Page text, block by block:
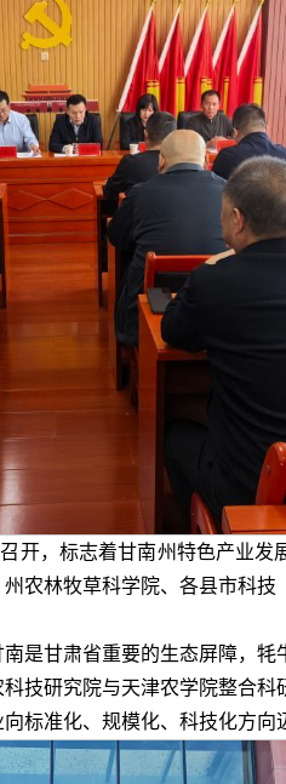
开，标志着甘南州特色产业发
农林牧草科学院、各县市科
是甘肃省重要的生态屏障，
技研究院与天津农学院整合
标准化、规模化、科技化方向